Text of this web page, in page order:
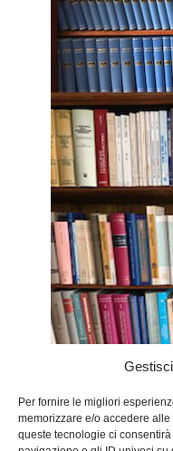
Per fornire le migliori
memorizzare e/o accedere
queste tecnologie ci